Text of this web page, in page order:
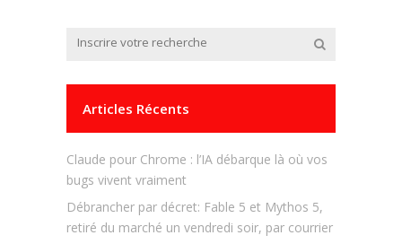
Articles Récents
Claude pour Chrome : l’IA débarque là où vos
bugs vivent vraiment
Débrancher par décret: Fable 5 et Mythos 5,
retiré du marché un vendredi soir, par courrier